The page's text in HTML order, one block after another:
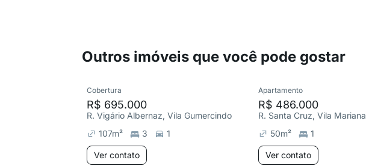
Outros imóveis que você pode gostar
Cobertura
R$ 695.000
R. Vigário Albernaz, Vila Gumercindo
107m² 3 1
Ver contato
Apartamento
R$ 486.000
R. Santa Cruz, Vila Mariana
50m² 1
Ver contato